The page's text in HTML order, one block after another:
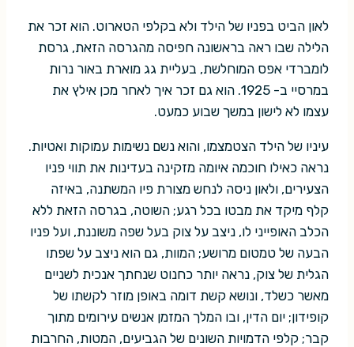
לאון הביט בפניו של הילד ולא בקלפי הטארוט. הוא זכר את
הלילה שבו ראה בראשונה חפיסה מהגרסה הזאת, גרסת
לומברדי אפס המוחלשת, בעליית גג מוארת באור נרות
במרסיי ב- 1925. הוא גם זכר איך לאחר מכן אילץ את
עצמו לא לישון במשך שבוע כמעט.
עיניו של הילד הצטמצמו, והוא נשם נשימות עמוקות ואטיות.
נראה כאילו חוכמה איומה מזקינה בעדינות את תווי פניו
הצעירים, ולאון ניסה לנחש מצורת פיו המשתנה, באיזה
קלף מיקד את מבטו בכל רגע; השוטה, בגרסה הזאת ללא
הכלב האופייני לו, ניצב על צוק בעל שפה משוננת, ועל פניו
הבעה של טמטום מרושע; המוות, גם הוא ניצב על שפתו
הגלית של צוק, נראה יותר כחנוט שנחתך אנכית לשניים
מאשר כשלד, ונושא קשת דומה באופן מוזר לקשתו של
קופידון; יום הדין, ובו המלך המזמן אנשים עירומים מתוך
קבר; קלפי הדמויות השונים של הגביעים, המטות, החרבות